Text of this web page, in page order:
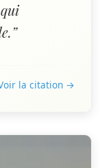
la citation →